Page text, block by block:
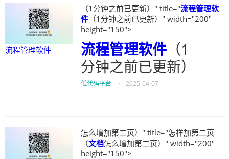
流程管理软件
（1分钟之前已更新）" title="流程管理软
件 （1分钟之前已更新）" width="200"
height="150">
流程管理软件 （1
分钟之前已更新）
低代码平台 • 2025-04-07
怎么增加第二页）" title="怎样加第二页
（文档怎么增加第二页）" width="200"
height="150">